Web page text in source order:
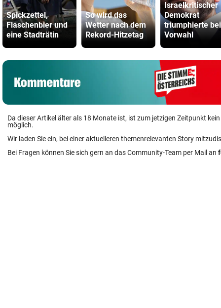
Spickzettel,
Flaschenbier und
eine Stadträtin
So wird das
Wetter nach dem
Rekord-Hitzetag
Israelkritischer
Demokrat
triumphierte bei
Vorwahl
Da dieser Artikel älter als 18 Monate ist, ist zum jetzigen Zeitpunkt
möglich.
Wir laden Sie ein, bei einer aktuelleren themenrelevanten Story
Bei Fragen können Sie sich gern an das Community-Team per Mail an